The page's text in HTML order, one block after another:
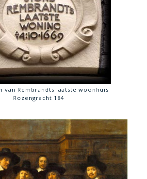
van Rembrandts laatste woonhuis
Rozengracht 184